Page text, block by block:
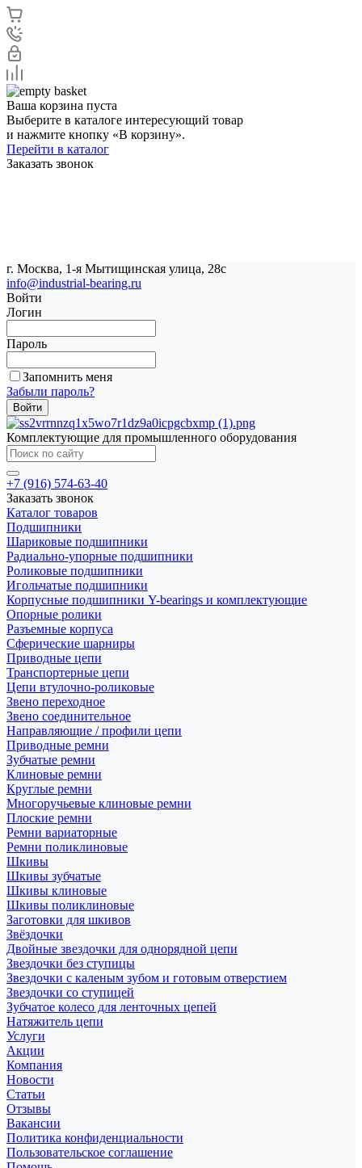
Ваша корзина пуста
Выберите в каталоге интересующий товар
и нажмите кнопку «В корзину».
Перейти в каталог
Заказать звонок
г. Москва, 1-я Мытищинская улица, 28с
info@industrial-bearing.ru
Войти
Логин
Пароль
Запомнить меня
Забыли пароль?
Комплектующие для промышленного оборудования
+7 (916) 574-63-40
Заказать звонок
Каталог товаров
Подшипники
Шариковые подшипники
Радиально-упорные подшипники
Роликовые подшипники
Игольчатые подшипники
Корпусные подшипники Y-bearings и комплектующие
Опорные ролики
Разъемные корпуса
Сферические шарниры
Приводные цепи
Транспортерные цепи
Цепи втулочно-роликовые
Звено переходное
Звено соединительное
Направляющие / профили цепи
Приводные ремни
Зубчатые ремни
Клиновые ремни
Круглые ремни
Многоручьевые клиновые ремни
Плоские ремни
Ремни вариаторные
Ремни поликлиновые
Шкивы
Шкивы зубчатые
Шкивы клиновые
Шкивы поликлиновые
Заготовки для шкивов
Звёздочки
Двойные звездочки для однорядной цепи
Звездочки без ступицы
Звездочки с каленым зубом и готовым отверстием
Звездочки со ступицей
Зубчатое колесо для ленточных цепей
Натяжитель цепи
Услуги
Акции
Компания
Новости
Статьи
Отзывы
Вакансии
Политика конфиденциальности
Пользовательское соглашение